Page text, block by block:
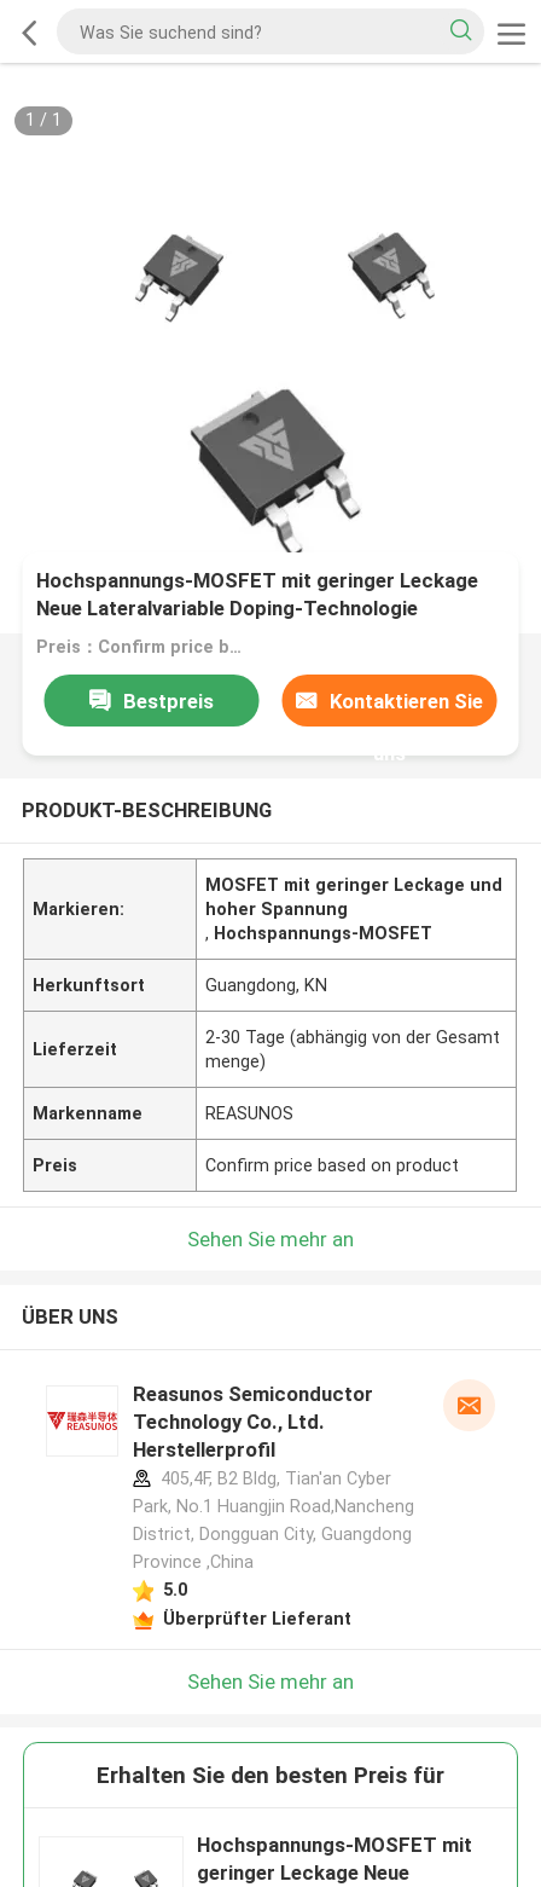
1 / 1
Hochspannungs-MOSFET mit geringer Leckage
Neue Lateralvariable Doping-Technologie
Preis：Confirm price based on product
Bestpreis Kontaktieren Sie
uns
PRODUKT-BESCHREIBUNG
Markieren:
MOSFET mit geringer Leckage und
hoher Spannung
, Hochspannungs-MOSFET
Herkunftsort Guangdong, KN
Lieferzeit
2-30 Tage (abhängig von der Gesamt
menge)
Markenname REASUNOS
Preis Confirm price based on product
Sehen Sie mehr an
ÜBER UNS
Reasunos Semiconductor
Technology Co., Ltd.
Herstellerprofil
405,4F, B2 Bldg, Tian'an Cyber
Park, No.1 Huangjin Road,Nancheng
District, Dongguan City, Guangdong
Province ,China
5.0
Überprüfter Lieferant
Sehen Sie mehr an
Erhalten Sie den besten Preis für
Hochspannungs-MOSFET mit
geringer Leckage Neue